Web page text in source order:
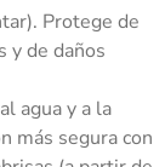
Protege de
y de daños
agua y a la
más segura con